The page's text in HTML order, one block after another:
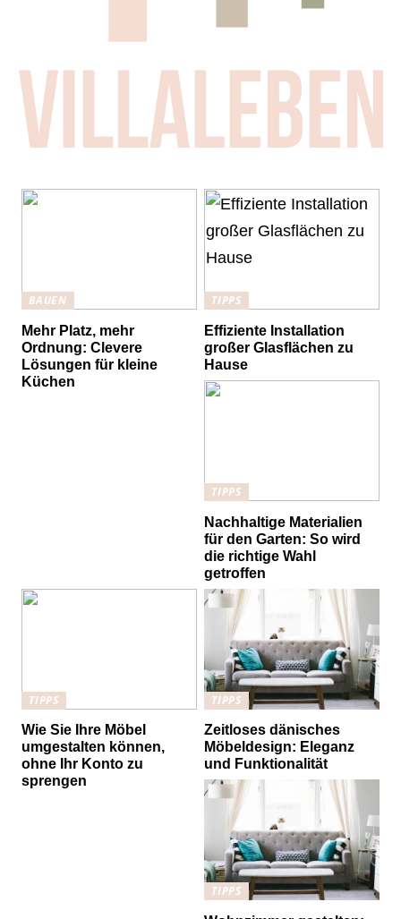
BAUEN
Mehr Platz, mehr
Ordnung: Clevere
Lösungen für kleine
Küchen
TIPPS
Effiziente Installation
großer Glasflächen zu
Hause
TIPPS
Nachhaltige Materialien
für den Garten: So wird
die richtige Wahl
getroffen
TIPPS
Wie Sie Ihre Möbel
umgestalten können,
ohne Ihr Konto zu
sprengen
TIPPS
Zeitloses dänisches
Möbeldesign: Eleganz
und Funktionalität
TIPPS